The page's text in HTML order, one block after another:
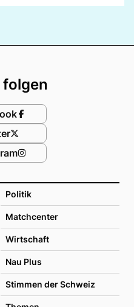
Politik
Matchcenter
Wirtschaft
Nau Plus
Stimmen der Schweiz